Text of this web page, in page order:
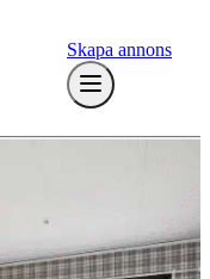
Skapa annons